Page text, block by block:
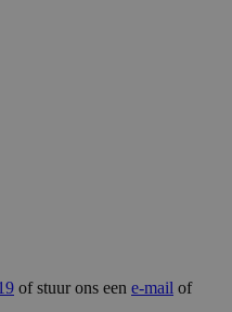
of stuur ons een e-mail of